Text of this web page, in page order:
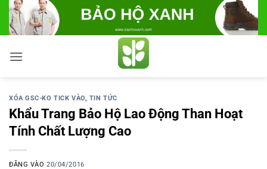
Bỏ
qua
nội
dung
XÓA GSC-KO TICK VÀO, TIN TỨC
Khẩu Trang Bảo Hộ Lao Động Than Hoạt
Tính Chất Lượng Cao
ĐĂNG VÀO20/04/2016